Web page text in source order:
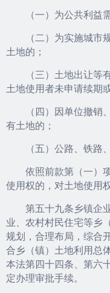
（一）为公共利益需
（二）为实施城市规
土地的；
（三）土地出让等有
土地使用者未申请续期
（四）因单位撤销、
有土地的；
（五）公路、铁路、
依照前款第（一）项
使用权的，对土地使用
第五十九条乡镇企业
业、农村村民住宅等乡
规划，合理布局，综合
合乡（镇）土地利用总
本法第四十四条、第六
定办理审批手续。